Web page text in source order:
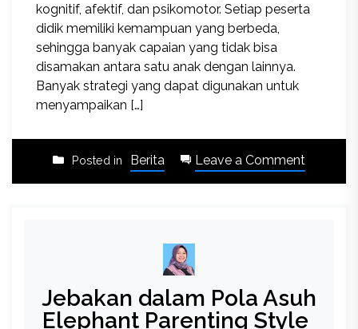
kognitif, afektif, dan psikomotor. Setiap peserta
didik memiliki kemampuan yang berbeda,
sehingga banyak capaian yang tidak bisa
disamakan antara satu anak dengan lainnya.
Banyak strategi yang dapat digunakan untuk
menyampaikan […]
Posted in Berita Leave a Comment
Berbagi
Jebakan dalam Pola Asuh
Elephant Parenting Style